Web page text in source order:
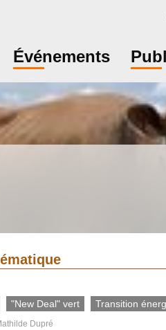
Événements
"New Deal" vert Transition
Dupré